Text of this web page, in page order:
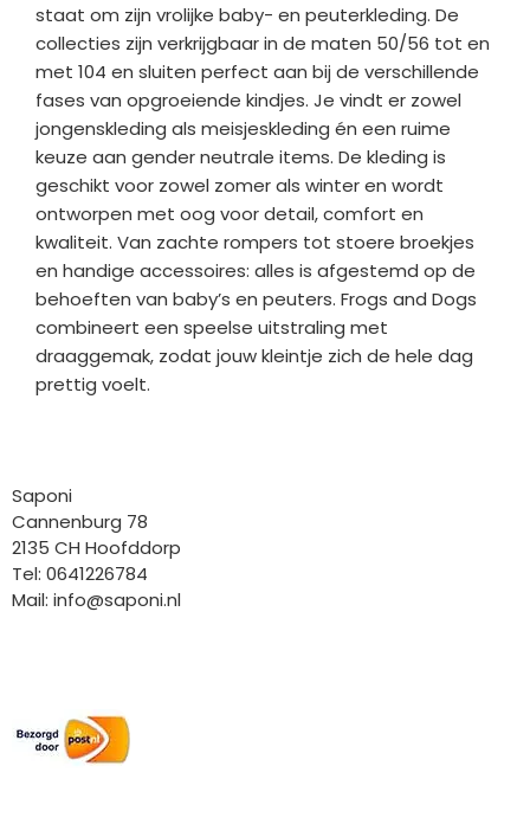
staat om zijn vrolijke baby- en peuterkleding. De
collecties zijn verkrijgbaar in de maten 50/56 tot en
met 104 en sluiten perfect aan bij de verschillende
fases van opgroeiende kindjes. Je vindt er zowel
jongenskleding als meisjeskleding én een ruime
keuze aan gender neutrale items. De kleding is
geschikt voor zowel zomer als winter en wordt
ontworpen met oog voor detail, comfort en
kwaliteit. Van zachte rompers tot stoere broekjes
en handige accessoires: alles is afgestemd op de
behoeften van baby’s en peuters. Frogs and Dogs
combineert een speelse uitstraling met
draaggemak, zodat jouw kleintje zich de hele dag
prettig voelt.
Saponi
Cannenburg 78
2135 CH Hoofddorp
Tel: 0641226784
Mail: info@saponi.nl